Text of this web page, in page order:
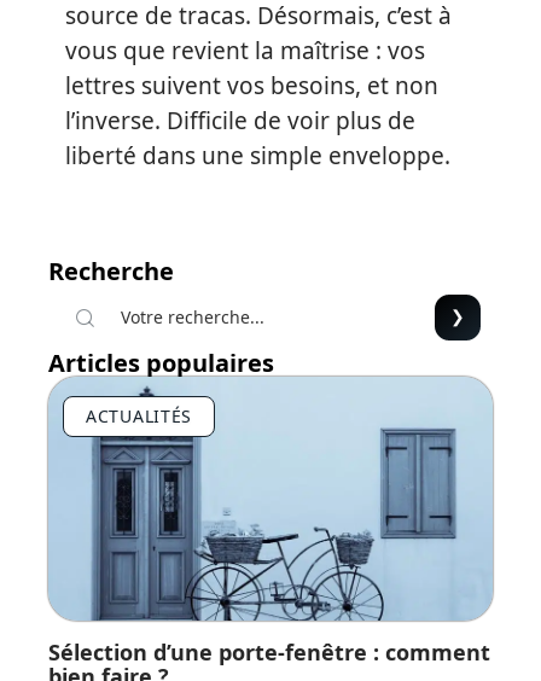
source de tracas. Désormais, c’est à
vous que revient la maîtrise : vos
lettres suivent vos besoins, et non
l’inverse. Difficile de voir plus de
liberté dans une simple enveloppe.
Recherche
Articles populaires
ACTUALITÉS
Sélection d’une porte-fenêtre : comment